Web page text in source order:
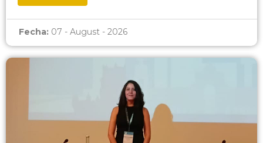
Fecha: 07 - August - 2026